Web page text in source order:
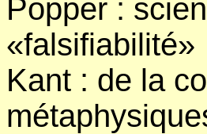
Popper :
«falsifiabilité»
Kant : de la